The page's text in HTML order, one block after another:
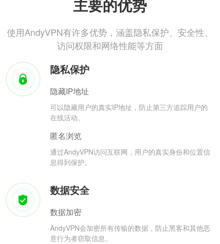
主要的优势
使用AndyVPN有许多优势，涵盖隐私保护、安全性、
访问权限和网络性能等方面
隐私保护
隐藏IP地址
可以隐藏用户的真实IP地址，防止第三方追踪用户的
在线活动。
匿名浏览
通过AndyVPN访问互联网，用户的真实身份和位置信
息得到保护。
数据安全
数据加密
AndyVPN会加密所有传输的数据，防止黑客和其他恶
意行为者窃取信息。